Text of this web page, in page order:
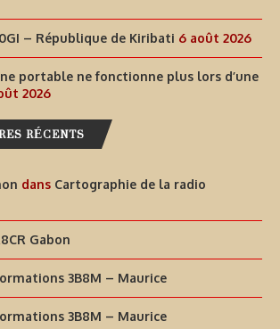
– République de Kiribati 6 août 2026
portable ne fonctionne plus lors d’une
2026
RÉCENTS
dans Cartographie de la radio
Gabon
3B8M – Maurice
3B8M – Maurice